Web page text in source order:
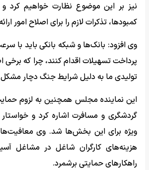
نیز بر این موضوع نظارت خواهیم کرد
کمبودها، تذکرات لازم را برای اصلاح امور
وی افزود: بانک‌ها و شبکه بانکی باید با
پرداخت تسهیلات اقدام کنند، چرا که برخی
تولیدی ما به دلیل شرایط جنگ دچار
این نماینده مجلس همچنین به لزوم
گردشگری و مسافرت اشاره کرد و خواستار
ویژه برای این بخش‌ها شد. وی
هزینه‌های کارگران شاغل در مشاغل
راهکارهای حمایتی برشمرد.